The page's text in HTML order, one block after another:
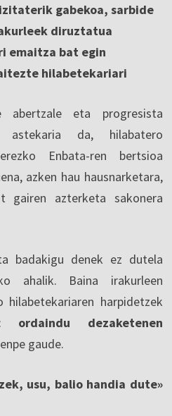
gabekoa, sarbide
diruztatua
emaitza bat egin
hilabetekariari
abertzale eta progresista
da, hilabatero
Enbata-ren bertsioa
azken hau hausnarketara,
gairen azterketa sakonera
badakigu denek ez dutela
ahalik. Baina irakurleen
hilabetekariaren harpidetzek
ordaindu dezaketenen
gaude.
usu, balio handia dute»